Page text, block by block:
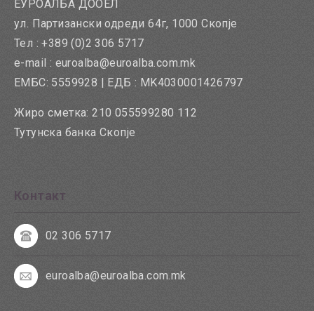
ЕУРОАЛБА ДООЕЛ
ул. Партизански одреди 64г, 1000 Скопје
Тел : +389 (0)2 306 5717
e-mail : euroalba@euroalba.com.mk
ЕМБС: 5559928 | ЕДБ : MK4030001426797
Жиро сметка: 210 055599280 112
Тутунска банка Скопје
Контакт
02 306 5717
euroalba@euroalba.com.mk